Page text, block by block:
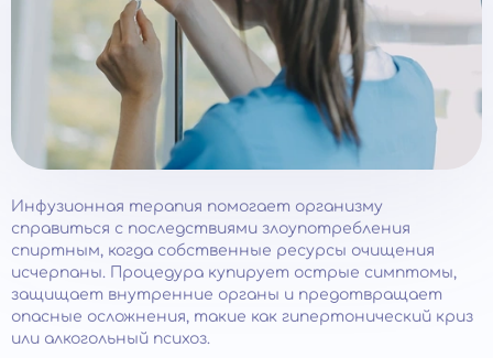
Инфузионная терапия помогает организму
справиться с последствиями злоупотребления
спиртным, когда собственные ресурсы очищения
исчерпаны. Процедура купирует острые симптомы,
защищает внутренние органы и предотвращает
опасные осложнения, такие как гипертонический криз
или алкогольный психоз.